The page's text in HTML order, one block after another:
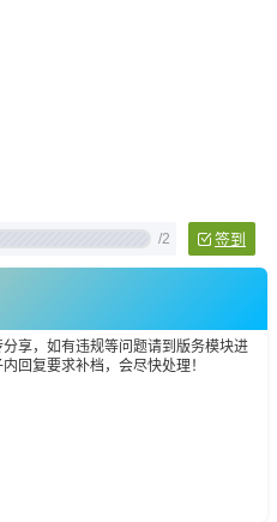
计算、Linux
/2 签到
享，如有违规等问题请到版务模块进
回复要求补档，会尽快处理！